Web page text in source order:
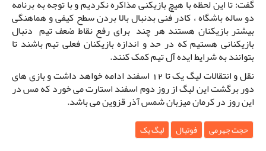
گفت: تا این لحظه با هیچ بازیکنی مذاکره نکردیم و با توجه به برنامه
دو ساله باشگاه ، کادر فنی بدنبال بالا بردن سطح کیفی و هماهنگی
بیشتر بازیکنان هستند هر چند برای رفع نقاط ضعف تیم دنبال
بازیکنانی هستیم که در حد و اندازه بازیکنان فعلی تیم باشند تا
بتوانند به شرایط ایده آل تیم کمک کنند.
نقل و انتقالات لیگ یک تا 12 اسفند ادامه خواهد داشت و بازی های
دور برگشت این لیگ از روز دوم اسفند استارت می خورد که مس در
این روز در کرمان میزبان شمس آذر قزوین می باشد.
حجت جهرمی فوتبال لیگ یک